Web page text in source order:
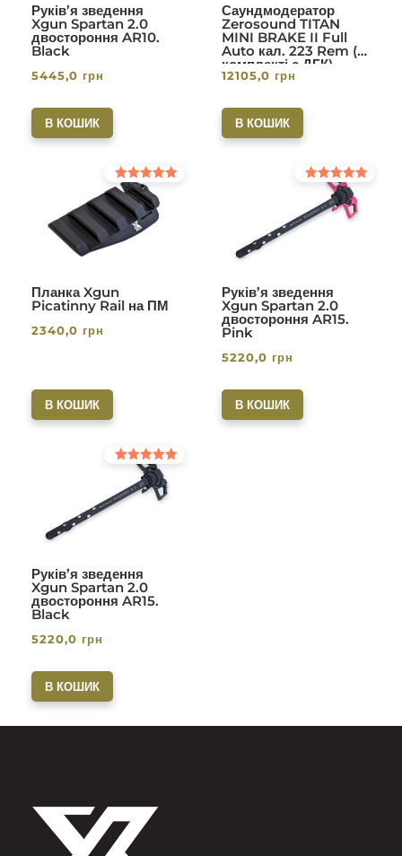
Руків’я зведення
Xgun Spartan 2.0
двостороння AR10.
Black
5445,0 грн
В КОШИК
Саундмодератор
Zerosound TITAN
MINI BRAKE II Full
Auto кал. 223 Rem (в
комплекті с ДГК)
різьба 1/2-28. Вlack
12105,0 грн
В КОШИК
Планка Xgun
Picatinny Rail на ПМ
Оцінено в
5.00
з 5
2340,0 грн
В КОШИК
Руків’я зведення
Xgun Spartan 2.0
двостороння AR15.
Pink
Оцінено в
з 5
5220,0 грн
В КОШИК
Руків’я зведення
Xgun Spartan 2.0
двостороння AR15.
Black
Оцінено в
з 5
5220,0 грн
В КОШИК